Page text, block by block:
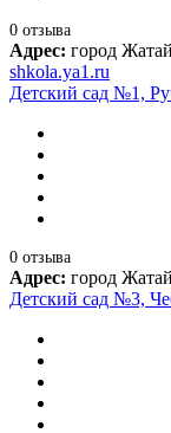
0 отзыва
Адрес: город
shkola.ya1.ru
Детский сад №1,
0 отзыва
Адрес: город
Детский сад №3,